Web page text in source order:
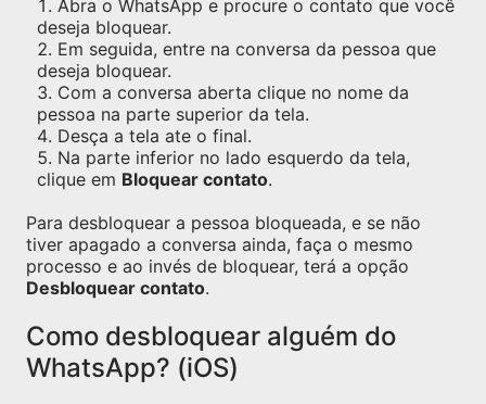
Abra o WhatsApp e procure o contato que você
deseja bloquear.
Em seguida, entre na conversa da pessoa que
deseja bloquear.
Com a conversa aberta clique no nome da
pessoa na parte superior da tela.
Desça a tela ate o final.
Na parte inferior no lado esquerdo da tela,
clique em Bloquear contato.
Para desbloquear a pessoa bloqueada, e se não
tiver apagado a conversa ainda, faça o mesmo
processo e ao invés de bloquear, terá a opção
Desbloquear contato.
Como desbloquear alguém do
WhatsApp? (iOS)